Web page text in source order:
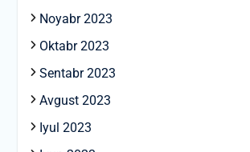
Noyabr 2023
Oktabr 2023
Sentabr 2023
Avgust 2023
Iyul 2023